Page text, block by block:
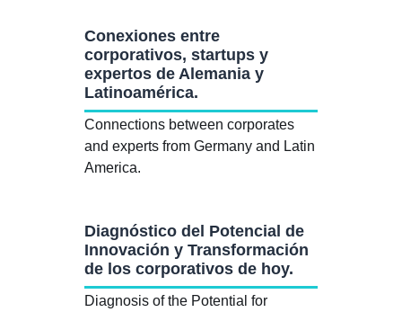
Conexiones entre
corporativos, startups y
expertos de Alemania y
Latinoamérica.
Connections between corporates
and experts from Germany and Latin
America.
Diagnóstico del Potencial de
Innovación y Transformación
de los corporativos de hoy.
Diagnosis of the Potential for